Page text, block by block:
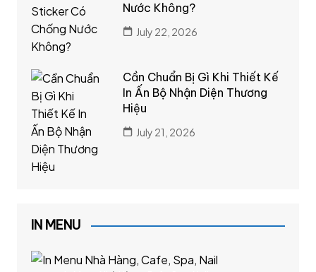
Nước Không?
July 22, 2026
Cần Chuẩn Bị Gì Khi Thiết Kế
In Ấn Bộ Nhận Diện Thương
Hiệu
July 21, 2026
IN MENU